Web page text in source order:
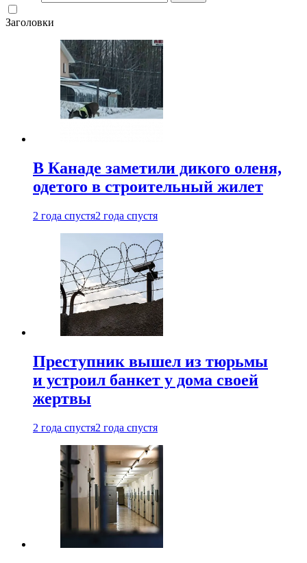
Заголовки
В Канаде заметили дикого оленя,
одетого в строительный жилет
2 года спустя2 года спустя
Преступник вышел из тюрьмы
и устроил банкет у дома своей
жертвы
2 года спустя2 года спустя